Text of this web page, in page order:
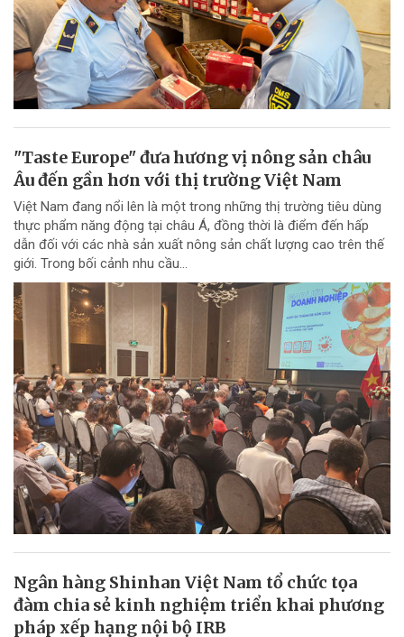
"Taste Europe" đưa hương vị nông sản châu
Âu đến gần hơn với thị trường Việt Nam
Việt Nam đang nổi lên là một trong những thị trường tiêu dùng
thực phẩm năng động tại châu Á, đồng thời là điểm đến hấp
dẫn đối với các nhà sản xuất nông sản chất lượng cao trên thế
giới. Trong bối cảnh nhu cầu...
Ngân hàng Shinhan Việt Nam tổ chức tọa
đàm chia sẻ kinh nghiệm triển khai phương
pháp xếp hạng nội bộ IRB